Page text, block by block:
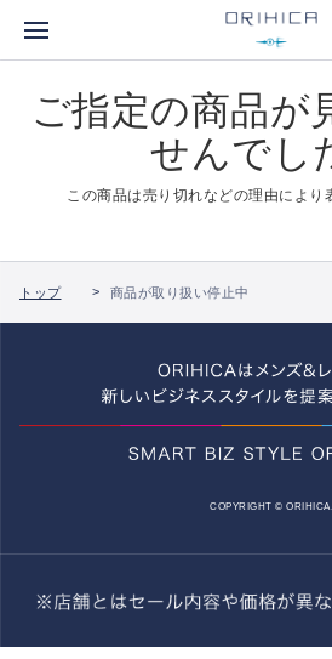
ご指定の商品が
せんでし
この商品は売り切れなどの理由により
トップ 商品が取り扱い停止中
COPYRIGHT © ORIHICA.